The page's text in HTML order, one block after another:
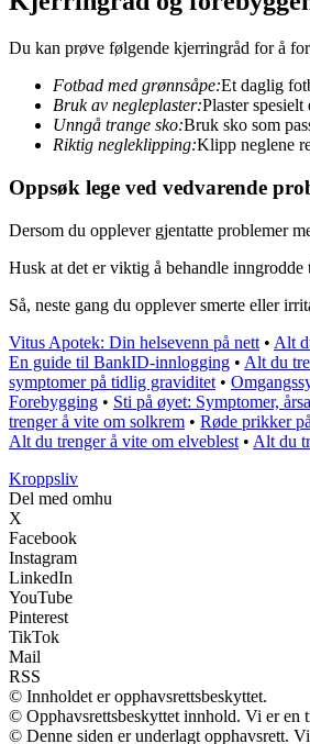
Du kan prøve følgende kjerringråd for å
Fotbad med grønnsåpe:Et daglig
Bruk av negleplaster:Plaster
Unngå trange sko:Bruk sko som
Riktig negleklipping:Klipp neglene
Oppsøk lege ved vedvarende
Dersom du opplever gjentatte problemer
Husk at det er viktig å behandle
Så, neste gang du opplever smerte eller
Vitus Apotek: Din helsevenn på nett • Alt
En guide til BankID-innlogging • Alt du
symptomer på tidlig graviditet •
Forebygging • Sti på øyet: Symptomer,
trenger å vite om solkrem • Røde prikker
Alt du trenger å vite om elveblest • Alt du
Kroppsliv
Del med omhu
X
Facebook
Instagram
LinkedIn
YouTube
Pinterest
TikTok
Mail
RSS
© Innholdet er opphavsrettsbeskyttet.
© Opphavsrettsbeskyttet innhold. Vi er en
© Denne siden er underlagt opphavsrett.